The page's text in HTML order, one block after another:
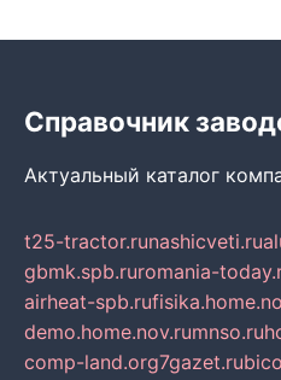
Справочник
Актуальный каталог
t25-tractor.runashicveti.ru
gbmk.spb.ruromania-
airheat-spb.ru
demo.home.nov.rumnso.ru
comp-land.org7gazet.ru